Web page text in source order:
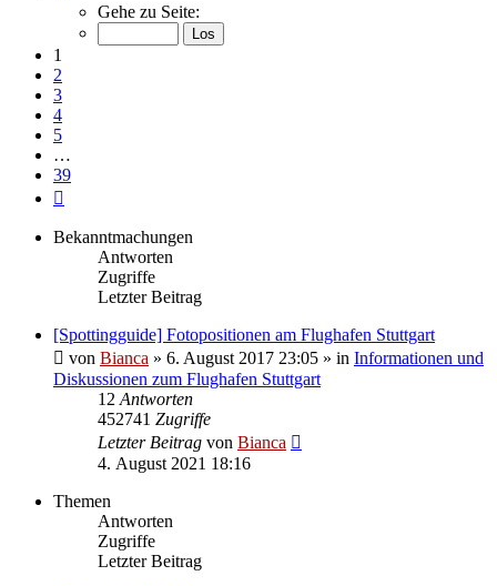
von
Gehe zu Seite:
1
2
3
4
5
…
39
Bekanntmachungen
Antworten
Zugriffe
Letzter Beitrag
[Spottingguide] Fotopositionen am Flughafen Stuttgart
von Bianca » 6. August 2017 23:05 » in Informationen und
Diskussionen zum Flughafen Stuttgart
12 Antworten
452741 Zugriffe
Letzter Beitrag von Bianca
4. August 2021 18:16
Themen
Antworten
Zugriffe
Letzter Beitrag